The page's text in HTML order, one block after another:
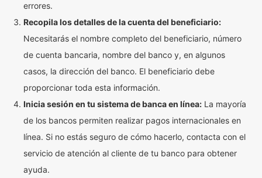
errores.
Recopila los detalles de la cuenta del beneficiario:
Necesitarás el nombre completo del beneficiario, número
de cuenta bancaria, nombre del banco y, en algunos
casos, la dirección del banco. El beneficiario debe
proporcionar toda esta información.
Inicia sesión en tu sistema de banca en línea: La mayoría
de los bancos permiten realizar pagos internacionales en
línea. Si no estás seguro de cómo hacerlo, contacta con el
servicio de atención al cliente de tu banco para obtener
ayuda.